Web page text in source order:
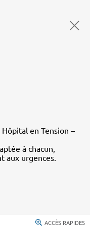
en Tension –
à chacun,
aux urgences.
ACCÈS RAPIDES